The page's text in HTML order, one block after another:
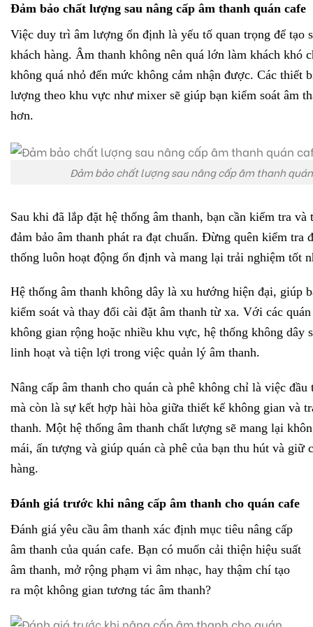
Đảm bảo chất lượng sau nâng cấp âm thanh quán cafe
Việc duy trì âm lượng ổn định là yếu tố quan trọng để tạo
khách hàng. Âm thanh không nên quá lớn làm khách khó
không quá nhỏ đến mức không cảm nhận được. Các thiết
lượng theo khu vực như mixer sẽ giúp bạn kiểm soát âm
hơn.
Đảm bảo chất lượng sau nâng cấp âm thanh
Sau khi đã lắp đặt hệ thống âm thanh, bạn cần kiểm tra và
đảm bảo âm thanh phát ra đạt chuẩn. Đừng quên kiểm tra
thống luôn hoạt động ổn định và mang lại trải nghiệm tốt
Hệ thống âm thanh không dây là xu hướng hiện đại, giúp
kiểm soát và thay đổi cài đặt âm thanh từ xa. Với các quán
không gian rộng hoặc nhiều khu vực, hệ thống không dây
linh hoạt và tiện lợi trong việc quản lý âm thanh.
Nâng cấp âm thanh cho quán cà phê không chỉ là việc
mà còn là sự kết hợp hài hòa giữa thiết kế không gian và
thanh. Một hệ thống âm thanh chất lượng sẽ mang lại
mái, ấn tượng và giúp quán cà phê của bạn thu hút và giữ
hàng.
Đánh giá trước khi nâng cấp âm thanh cho quán cafe
Đánh giá yêu cầu âm thanh xác định mục tiêu nâng cấp
âm thanh của quán cafe. Bạn có muốn cải thiện hiệu suất
âm thanh, mở rộng phạm vi âm nhạc, hay thậm chí tạo
ra một không gian tương tác âm thanh?